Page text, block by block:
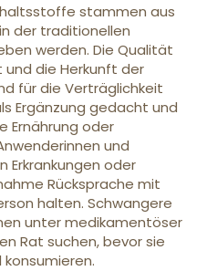
stammen aus
der traditionellen
werden. Die Qualität
und die Herkunft der
für die Verträglichkeit
Ergänzung gedacht und
Ernährung oder
und
Erkrankungen oder
Rücksprache mit
halten. Schwangere
unter medikamentöser
Rat suchen, bevor sie